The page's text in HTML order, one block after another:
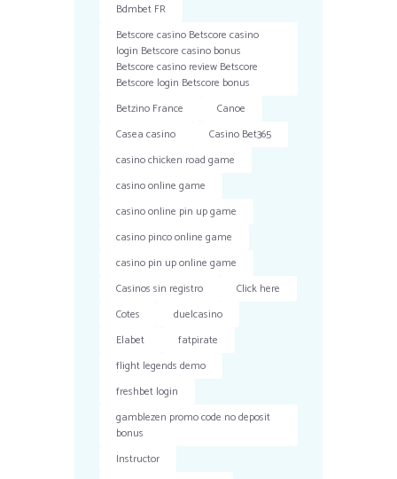
Bdmbet FR
Betscore casino Betscore casino
login Betscore casino bonus
Betscore casino review Betscore
Betscore login Betscore bonus
Betzino France
Canoe
Casea casino
Casino Bet365
casino chicken road game
casino online game
casino online pin up game
casino pinco online game
casino pin up online game
Casinos sin registro
Click here
Cotes
duelcasino
Elabet
fatpirate
flight legends demo
freshbet login
gamblezen promo code no deposit
bonus
Instructor